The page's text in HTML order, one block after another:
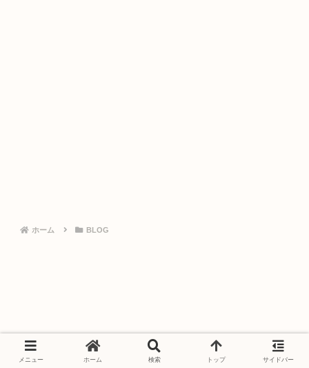
ホーム BLOG
メニュー ホーム 検索 トップ サイドバー